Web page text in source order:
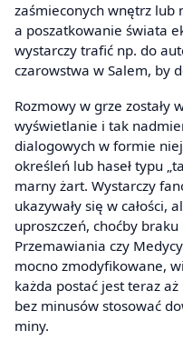
zaśmieconych wnętrz lub
a poszatkowanie świata
wystarczy trafić np. do
czarowstwa w Salem, by
Rozmowy w grze zostały
wyświetlanie i tak
dialogowych w formie
określeń lub haseł typu
marny żart. Wystarczy
ukazywały się w całości,
uproszczeń, choćby
Przemawiania czy
mocno zmodyfikowane,
każda postać jest teraz
bez minusów stosować
miny.